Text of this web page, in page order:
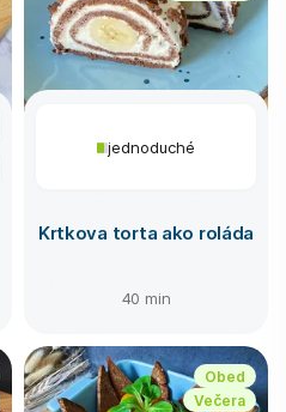
jednoduché
Krtkova torta ako roláda
40 min
Obed
Večera